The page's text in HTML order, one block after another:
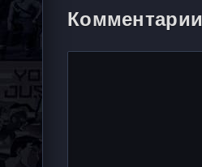
Комментарии